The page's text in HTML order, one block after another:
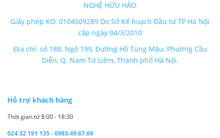
NGHỆ HỮU HẢO
Giấy phép KD: 0104509289 Do Sở Kế hoạch Đầu tư TP Hà Nội
cấp ngày 04/3/2010
Địa chỉ: số 18B, Ngõ 199, Đường Hồ Tùng Mậu, Phường Cầu
Diễn, Q. Nam Từ Liêm, Thành phố Hà Nội.
Hỗ trợ khách hàng
Thời gian từ 8:00 - 18:30
024 32 191 135 - 0983.49.67.69